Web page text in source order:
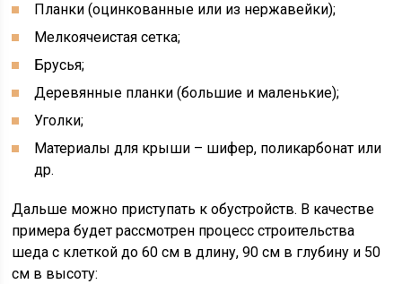
Планки (оцинкованные или из нержавейки);
Мелкоячеистая сетка;
Брусья;
Деревянные планки (большие и маленькие);
Уголки;
Материалы для крыши – шифер, поликарбонат или
др.
Дальше можно приступать к обустройств. В качестве
примера будет рассмотрен процесс строительства
шеда с клеткой до 60 см в длину, 90 см в глубину и 50
см в высоту: